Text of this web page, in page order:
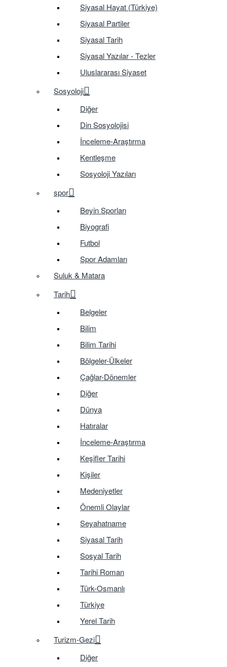
Siyasal Hayat (Türkiye)
Siyasal Partiler
Siyasal Tarih
Siyasal Yazılar - Tezler
Uluslararası Siyaset
Sosyoloji
Diğer
Din Sosyolojisi
İnceleme-Araştırma
Kentleşme
Sosyoloji Yazıları
spor
Beyin Sporları
Biyografi
Futbol
Spor Adamları
Suluk & Matara
Tarih
Belgeler
Bilim
Bilim Tarihi
Bölgeler-Ülkeler
Çağlar-Dönemler
Diğer
Dünya
Hatıralar
İnceleme-Araştırma
Keşifler Tarihi
Kişiler
Medeniyetler
Önemli Olaylar
Seyahatname
Siyasal Tarih
Sosyal Tarih
Tarihi Roman
Türk-Osmanlı
Türkiye
Yerel Tarih
Turizm-Gezi
Diğer